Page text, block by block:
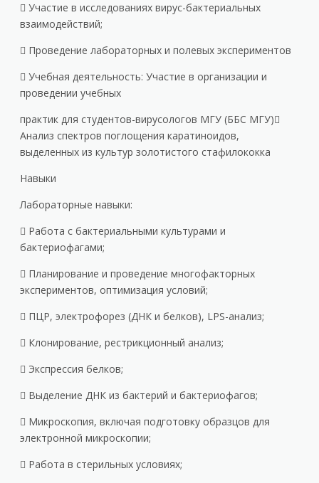
 Участие в исследованиях вирус-бактериальных
взаимодействий;
 Проведение лабораторных и полевых экспериментов
 Учебная деятельность: Участие в организации и
проведении учебных
практик для студентов-вирусологов МГУ (ББС МГУ)
Анализ спектров поглощения каратиноидов,
выделенных из культур золотистого стафилококка
Навыки
Лабораторные навыки:
 Работа с бактериальными культурами и
бактериофагами;
 Планирование и проведение многофакторных
экспериментов, оптимизация условий;
 ПЦР, электрофорез (ДНК и белков), LPS-анализ;
 Клонирование, рестрикционный анализ;
 Экспрессия белков;
 Выделение ДНК из бактерий и бактериофагов;
 Микроскопия, включая подготовку образцов для
электронной микроскопии;
 Работа в стерильных условиях;